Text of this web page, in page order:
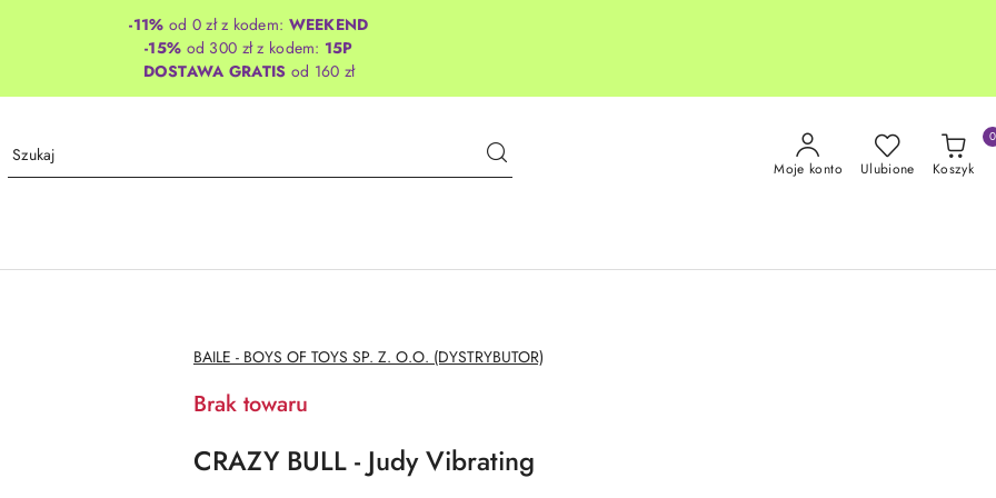
-11% od 0 zł z kodem: WEEKEND
-15% od 300 zł z kodem: 15P
DOSTAWA GRATIS od 160 zł
Moje konto Ulubione Koszyk
0
NAZWA
PRODUCENTA:
BAILE - BOYS OF TOYS SP. Z. O.O. (DYSTRYBUTOR)
Brak towaru
CRAZY BULL - Judy Vibrating